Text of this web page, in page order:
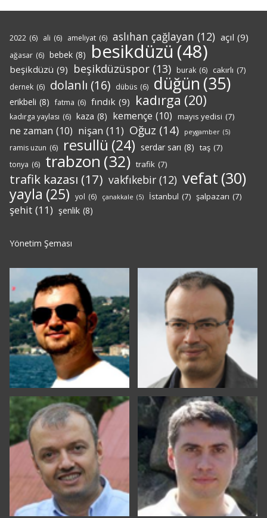
2022 (6) ali (6) ameliyat (6) aslıhan çağlayan (12) açıl (9)
ağasar (6) bebek (8) besikdüzü(48)
beşikdüzü (9) beşikdüzüspor (13) burak (6) cakırlı (7)
dernek (6) dolanlı (16) dübüs (6) düğün (35)
erikbeli (8) fatma (6) fındık (9) kadırga (20)
kadırga yaylası (6) kaza (8) kemençe (10) mayıs yedisi (7)
ne zaman (10) nişan (11) Oğuz (14) peygamber (5)
ramis uzun (6) resullü (24) serdar sarı (8) taş (7)
tonya (6) trabzon (32) trafik (7)
trafik kazası (17) vakfıkebir (12) vefat (30)
yayla (25) yol (6) çanakkale (5) İstanbul (7) şalpazarı (7)
şehit (11) şenlik (8)
Yönetim Şeması